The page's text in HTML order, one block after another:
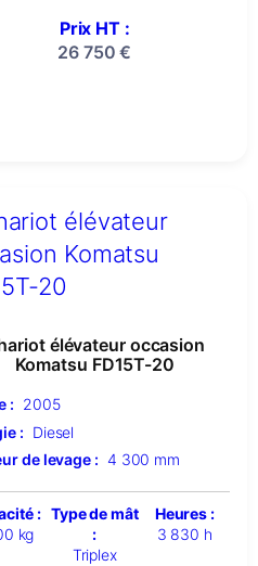
Prix HT :
26 750€
élévateur occasion
Komatsu FD15T-20
: 2005
: Diesel
de levage : 4 300 mm
:
kg
Type de mât
:
Triplex
Heures :
3 830 h